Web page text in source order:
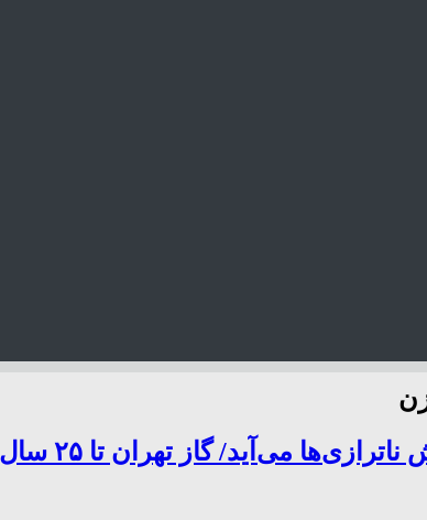
گاز تهران تا ۲۵ سال آینده تأمین شد